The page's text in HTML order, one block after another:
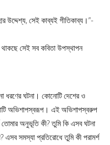
উদ্দেশ্য, সেই কাব্যই গীতিকাব্য।”-
সেই সব কবিতা উপস্থাপন
ধরণের ঘটনা। কোনোটি দেশের ও
অভিশাপস্বরূপ। এই অভিশাপস্বরুপ
অনুভূতি কী? তুমি কি এসব ঘটনা
সমস্যা প্রতিরোধে তুমি কী পরামর্শ